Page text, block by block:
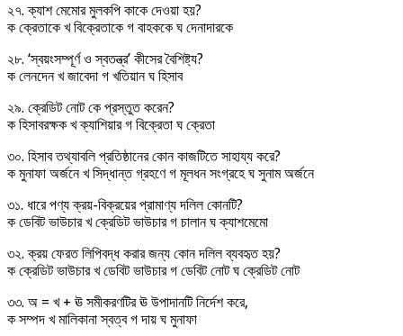
২৭. ক্যাশ মেমোর মুলকপি কাকে দেওয়া হয়?
ক ক্রেতাকে খ বিক্রেতাকে গ বাহককে ঘ দেনাদারকে
২৮. ‘স্বয়ংসম্পূর্ণ ও স্বতন্ত্র’ কীসের বৈশিষ্ট্য?
ক লেনদেন খ জাবেদা গ খতিয়ান ঘ হিসাব
২৯. ক্রেডিট নোট কে প্রস্তুত করেন?
ক হিসাবরক্ষক খ ক্যাশিয়ার গ বিক্রেতা ঘ ক্রেতা
৩০. হিসাব তথ্যাবলি প্রতিষ্ঠানের কোন কাজটিতে সাহায্য করে?
ক মুনাফা অর্জনে খ সিদ্ধান্ত গ্রহণে গ মূলধন সংগ্রহে ঘ সুনাম অর্জনে
৩১. ধারে পণ্য ক্রয়-বিক্রয়ের প্রামাণ্য দলিল কোনটি?
ক ডেবিট ভাউচার খ ক্রেডিট ভাউচার গ চালান ঘ ক্যাশমেমো
৩২. ক্রয় ফেরত লিপিবদ্ধ করার জন্য কোন দলিল ব্যবহৃত হয়?
ক ক্রেডিট ভাউচার খ ডেবিট ভাউচার গ ডেবিট নোট ঘ ক্রেডিট নোট
৩৩. অ = খ + ঊ সমীকরণটির ঊ উপাদানটি নির্দেশ করে,
ক সম্পদ খ মালিকানা স্বত্ব গ দায় ঘ মুনাফা